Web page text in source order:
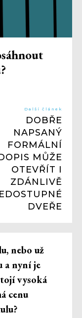
nebo už
a nyní je
vysoká
cenu
Další článek
DOBŘE
NAPSANÝ
FORMÁLNÍ
MŮŽE
OTEVŘÍT I
ZDÁNLIVĚ
DVEŘE